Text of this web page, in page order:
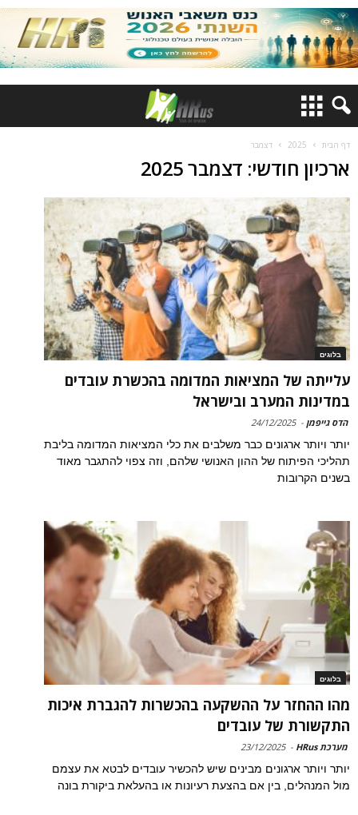
דף הבית 2025 דצמבר
ארכיון חודשי: דצמבר 2025
בלוגים
עלייתה של המציאות המדומה בהכשרת עובדים
במדינות המערב ובישראל
הדס גייפמן -
24/12/2025
יותר ויותר ארגונים כבר משלבים את כלי המציאות המדומה בליבת
תהליכי הפיתוח של ההון האנושי שלהם, וזה צפוי להתגבר מאוד
בשנים הקרובות
בלוגים
מהו ההחזר על ההשקעה בהכשרות להגברת איכות
התקשורת של עובדים
מערכת HRus -
23/12/2025
יותר ויותר ארגונים מבינים שיש להכשיר עובדים לבטא את עצמם
מול המנהלים, בין אם בהצעת רעיונות או בהעלאת ביקורת בונה